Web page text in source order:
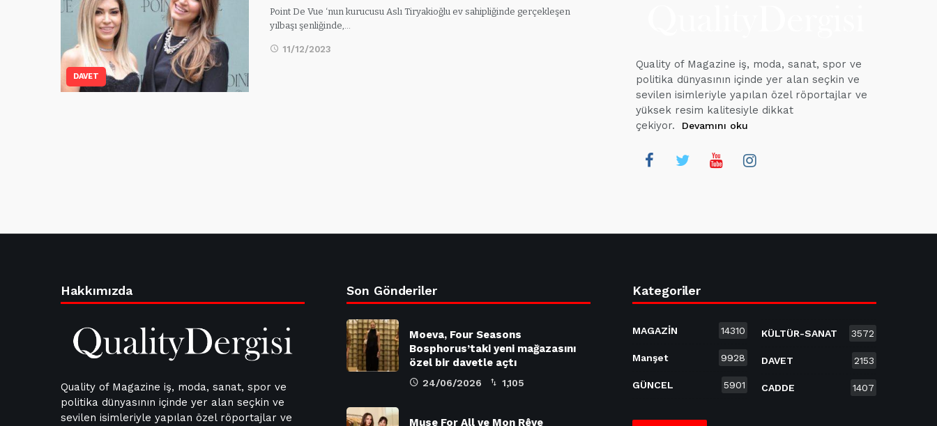
DAVET
Point De Vue ‘nun kurucusu Aslı Tiryakioğlu ev sahipliğinde gerçekleşen
yılbaşı şenliğinde,…
11/12/2023
Quality of Magazine iş, moda, sanat, spor ve
politika dünyasının içinde yer alan seçkin ve
sevilen isimleriyle yapılan özel röportajlar ve
yüksek resim kalitesiyle dikkat
çekiyor.
Devamını oku
Hakkımızda
Quality of Magazine iş, moda, sanat, spor ve
politika dünyasının içinde yer alan seçkin ve
sevilen isimleriyle yapılan özel röportajlar ve
Son Gönderiler
Moeva, Four Seasons
Bosphorus’taki yeni mağazasını
özel bir davetle açtı
24/06/2026 1,105
Muse For All ve Mon Rêve
Kategoriler
MAGAZİN 14310
Manşet 9928
GÜNCEL 5901
KÜLTÜR-SANAT 3572
DAVET 2153
CADDE 1407